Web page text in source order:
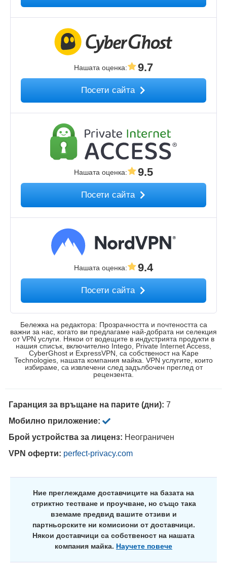
Нашата оценка: 9.7
Посети сайта
Нашата оценка: 9.5
Посети сайта
Нашата оценка: 9.4
Посети сайта
Бележка на редактора: Прозрачността и почтеността са
важни за нас, когато ви предлагаме най-добрата ни селекция
от VPN услуги. Някои от водещите в индустрията продукти в
нашия списък, включително Intego, Private Internet Access,
CyberGhost и ExpressVPN, са собственост на Kape
Technologies, нашата компания майка. VPN услугите, които
избираме, са извлечени след задълбочен преглед от
рецензента.
Гаранция за връщане на парите (дни): 7
Мобилно приложение:
Брой устройства за лиценз: Неограничен
VPN оферти: perfect-privacy.com
Ние преглеждаме доставчиците на базата на
стриктно тестване и проучване, но също така
вземаме предвид вашите отзиви и
партньорските ни комисиони от доставчици.
Някои доставчици са собственост на нашата
компания майка. Научете повече